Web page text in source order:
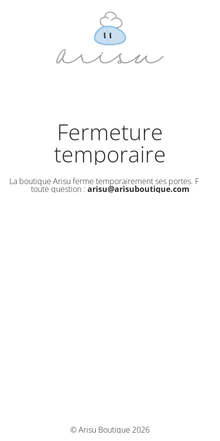
Fermeture
temporaire
La boutique Arisu ferme temporairement ses portes. Pour
toute question : arisu@arisuboutique.com
© Arisu Boutique 2026